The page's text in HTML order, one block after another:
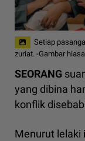
Setiap
zuriat. -Gambar
SEORANG
yang dibina
konflik
Menurut lelaki